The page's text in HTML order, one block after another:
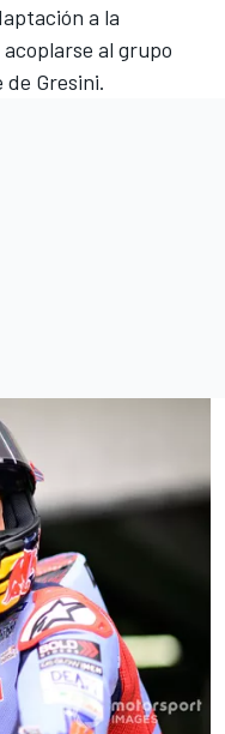
a la
al grupo
de Gresini.